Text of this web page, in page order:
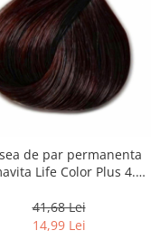
de par permanenta
Life Color Plus 4.5,
41,68 Lei
14,99 Lei